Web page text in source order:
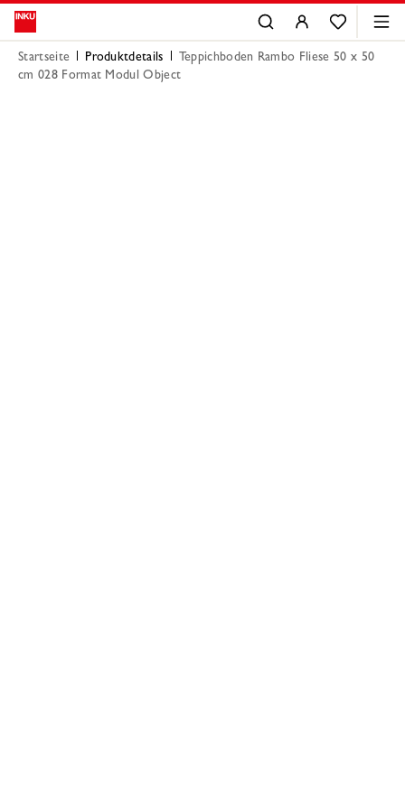
Startseite Produktdetails
Teppichboden Rambo Fliese 50 x 50
cm 028 Format Modul Object